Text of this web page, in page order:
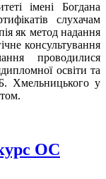
імені Богдана
слухачам
як метод надання
консультування
проводилися
освіти та
Хмельницького у
ОС